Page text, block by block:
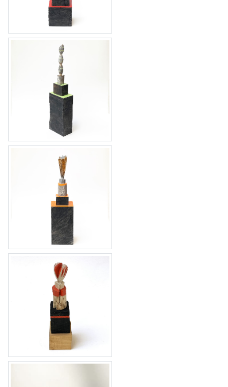
tableau 54 1/1 Brons
tableau 50 1/1 Brons
tableau 49 1/1 Brons
tableau 47 & 48